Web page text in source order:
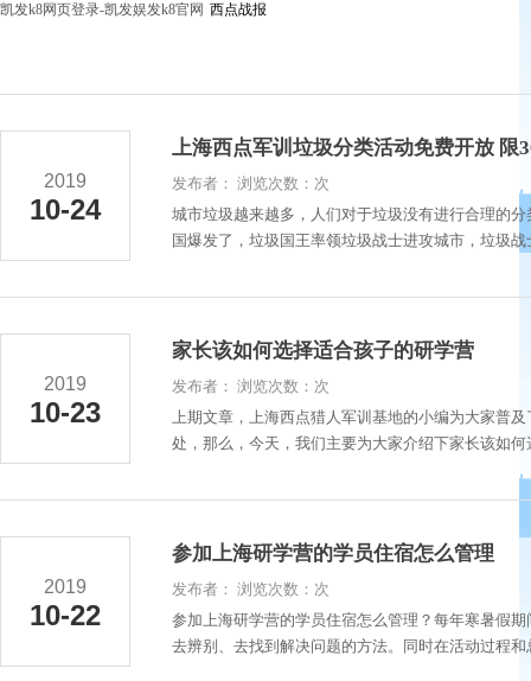
凯发k8网页登录-凯发娱发k8官网 西点战报
2019
10-24
上海西点军训垃圾分类活动免费开放 限
发布者： 浏览次数：次
城市垃圾越来越多，人们对于垃圾没有进行合理的
国爆发了，垃圾国王率领垃圾战士进攻城市，垃圾
2019
10-23
家长该如何选择适合孩子的研学营
发布者： 浏览次数：次
上期文章，上海西点猎人军训基地的小编为大家普
处，那么，今天，我们主要为大家介绍下家长该如
2019
10-22
参加上海研学营的学员住宿怎么管理
发布者： 浏览次数：次
参加上海研学营的学员住宿怎么管理？每年寒暑假
去辨别、去找到解决问题的方法。同时在活动过程